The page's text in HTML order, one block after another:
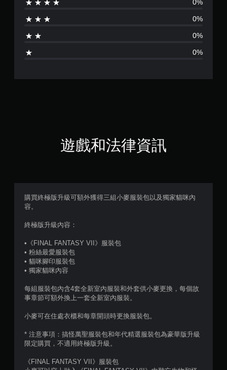
分
5
星
星
則
分
0%
0%
0%
0%
遊戲和法律資訊
購買終極版升級可額外獲得三組小麥服裝包以及獨家貓咪內
容。
終極版升級內容：
•《FINAL FANTASY VII》服裝包
• 粉絲最愛服裝包
• 貓咪腳印服裝包
• 獨家貓咪內容
每組服裝包內含4套全新室內服裝和外套供小麥更換，每個故
事章節可額外換上一套全新室內服裝。
小麥可在住處衣櫃和每章開頭時更換服裝包。
* 注意事項：搞怪萬聖服裝包和年代精選服裝包為豪華版升級
限定購買，不適用終極版升級。
《FINAL FANTASY VII》服裝包